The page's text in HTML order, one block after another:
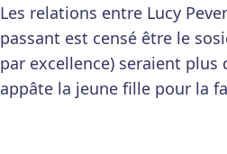
Les relations entre Lucy
passant est censé être le
par excellence) seraient
appâte la jeune fille pour la